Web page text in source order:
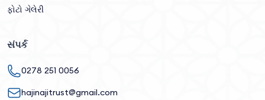
ફોટો ગેલેરી
સંપર્ક
0278 251 0056
hajinajitrust@gmail.com